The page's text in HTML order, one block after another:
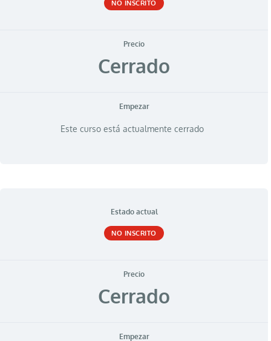
NO INSCRITO
Precio
Cerrado
Empezar
Este curso está actualmente cerrado
Estado actual
NO INSCRITO
Precio
Cerrado
Empezar